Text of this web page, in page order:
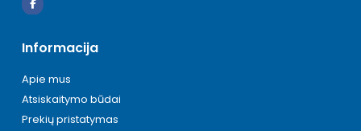
Informacija
Apie mus
Atsiskaitymo būdai
Prekių pristatymas